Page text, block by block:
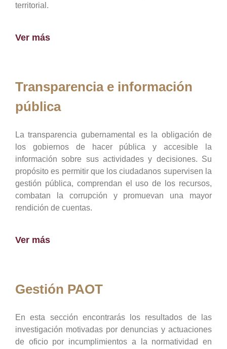
territorial.
Ver más
Transparencia e información
pública
La transparencia gubernamental es la obligación de
los gobiernos de hacer pública y accesible la
información sobre sus actividades y decisiones. Su
propósito es permitir que los ciudadanos supervisen la
gestión pública, comprendan el uso de los recursos,
combatan la corrupción y promuevan una mayor
rendición de cuentas.
Ver más
Gestión PAOT
En esta sección encontrarás los resultados de las
investigación motivadas por denuncias y actuaciones
de oficio por incumplimientos a la normatividad en